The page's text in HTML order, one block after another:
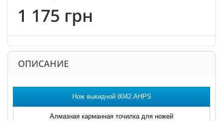
1 175 грн
ОПИСАНИЕ
Нож выкидной 8042 AHPS
Алмазная карманная точилка для ножей